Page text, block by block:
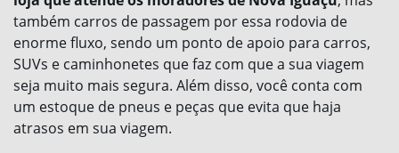
também carros de passagem por essa rodovia de
enorme fluxo, sendo um ponto de apoio para carros,
SUVs e caminhonetes que faz com que a sua viagem
seja muito mais segura. Além disso, você conta com
um estoque de pneus e peças que evita que haja
atrasos em sua viagem.